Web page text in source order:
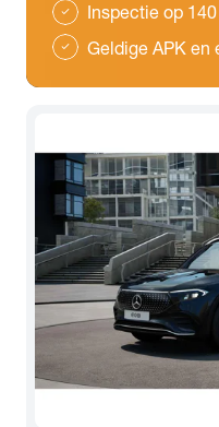
check Inspectie op
check Geldige APK en